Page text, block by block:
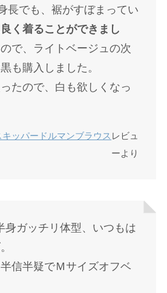
長でも、裾がすぼまってい
く着ることができまし
で、ライトベージュの次
も購入しました。
たので、白も欲しくなっ
ッパードルマンブラウス レビュ
ーより
身ガッチリ体型、いつもは
信半疑でＭサイズオフベ